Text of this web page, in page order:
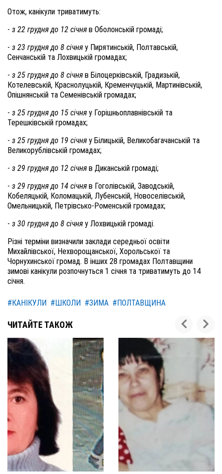
Отож, канікули триватимуть:
- з 22 грудня до 12 січня в Оболонській громаді;
- з 23 грудня до 8 січня у Пирятинській, Полтавській,
Сенчанській та Лохвицькій громадах;
- з 25 грудня до 8 січня в Білоцерківській, Градизькій,
Котелевській, Краснолуцькій, Кременчуцькій, Мартинівській,
Опішнянській та Семенівській громадах;
- з 25 грудня до 15 січня у Горішньоплавнівській та
Терешківській громадах;
- з 25 грудня до 19 січня у Білицькій, Великобагачанській та
Великорублівській громадах;
- з 29 грудня до 12 січня в Диканській громаді;
- з 29 грудня до 14 січня в Гоголівській, Заводській,
Кобеляцькій, Коломацькій, Лубенській, Новоселівській,
Омельницькій, Петрівсько-Роменській громадах;
- з 30 грудня до 8 січня у Лохвицькій громаді.
Різні терміни визначили заклади середньої освіти
Михайлівської, Нехворощанської, Хорольської та
Чорнухинської громад. В інших 28 громадах Полтавщини
зимові канікули розпочнуться 1 січня та триватимуть до 14
січня.
#КАНІКУЛИ #ШКОЛИ #ЗИМА #ПОЛТАВЩИНА
ЧИТАЙТЕ ТАКОЖ